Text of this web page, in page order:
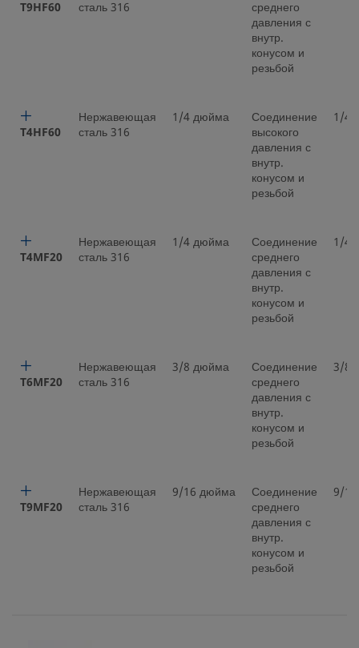
T9HF60
сталь 316
среднего
давления с
внутр.
конусом и
резьбой
T4HF60
Нержавеющая
сталь 316
1/4 дюйма
Соединение
высокого
давления с
внутр.
конусом и
резьбой
1/4
T4MF20
Нержавеющая
сталь 316
1/4 дюйма
Соединение
среднего
давления с
внутр.
конусом и
резьбой
1/4
T6MF20
Нержавеющая
сталь 316
3/8 дюйма
Соединение
среднего
давления с
внутр.
конусом и
резьбой
3/8
T9MF20
Нержавеющая
сталь 316
9/16 дюйма
Соединение
среднего
давления с
внутр.
конусом и
резьбой
9/